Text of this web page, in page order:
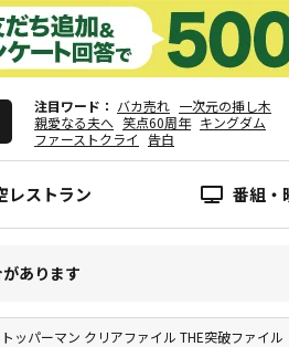
注目ワード バカ売れ 一次元の挿し木
親愛なる夫へ 笑点60周年 キングダム
ファーストクライ
告白
ストラン 番組・
あります
トッパーマン クリアファイル THE突破ファイル